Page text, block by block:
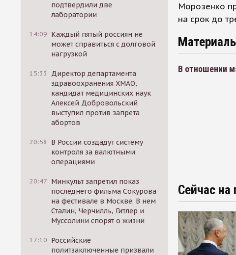
подтвердили две
лаборатории
14:09 Каждый пятый россиян не
может справиться с долговой
нагрузкой
15:33
Директор департамента
здравоохранения ХМАО,
кандидат медицинских наук
Алексей Добровольский
выступил против запрета
абортов
20:58
В России создадут систему
контроля за валютными
операциями
20:47 Минкульт запретил показ
последнего фильма Сокурова
на фестивале в Москве. В нем
Сталин, Черчилль, Гитлер и
Муссолини спорят о жизни
17:10 Российские
политзаключенные призвали
Морозенко
на срок до
В отношении
Сейчас на